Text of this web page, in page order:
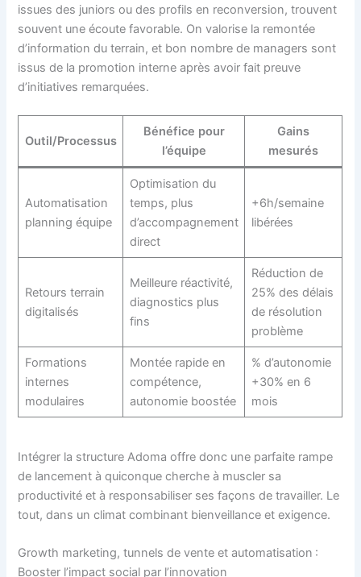
issues des juniors ou des profils en reconversion, trouvent
souvent une écoute favorable. On valorise la remontée
d’information du terrain, et bon nombre de managers sont
issus de la promotion interne après avoir fait preuve
d’initiatives remarquées.
Outil/Processus
Bénéfice pour
l’équipe
Gains
mesurés
Automatisation
planning équipe
Optimisation du
temps, plus
d’accompagnement
direct
+6h/semaine
libérées
Retours terrain
digitalisés
Meilleure réactivité,
diagnostics plus
fins
Réduction de
25% des délais
de résolution
problème
Formations
internes
modulaires
Montée rapide en
compétence,
autonomie boostée
% d’autonomie
+30% en 6
mois
Intégrer la structure Adoma offre donc une parfaite rampe
de lancement à quiconque cherche à muscler sa
productivité et à responsabiliser ses façons de travailler. Le
tout, dans un climat combinant bienveillance et exigence.
Growth marketing, tunnels de vente et automatisation :
Booster l’impact social par l’innovation